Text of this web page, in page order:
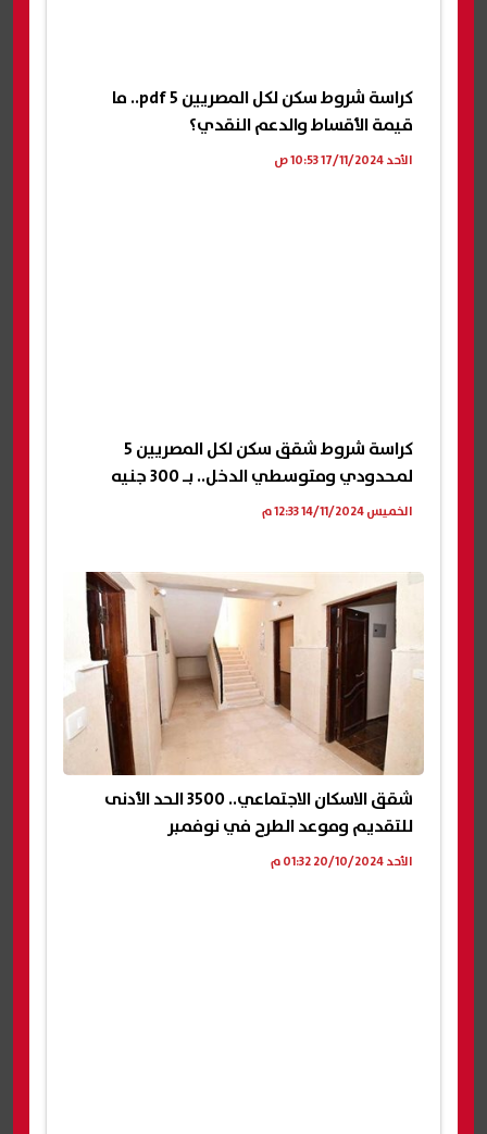
كراسة شروط سكن لكل المصريين 5 pdf.. ما
قيمة الأقساط والدعم النقدي؟
الأحد 17/11/2024 10:53 ص
كراسة شروط شقق سكن لكل المصريين 5
لمحدودي ومتوسطي الدخل.. بـ 300 جنيه
الخميس 14/11/2024 12:33 م
شقق الاسكان الاجتماعي.. 3500 الحد الأدنى
للتقديم وموعد الطرح في نوفمبر
الأحد 20/10/2024 01:32 م